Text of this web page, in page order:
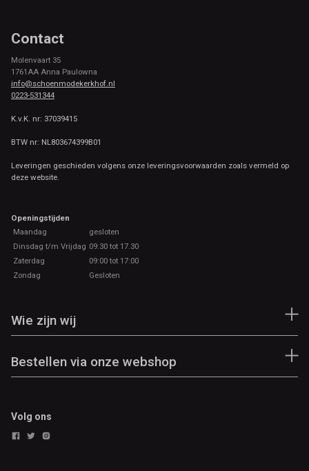
Contact
Molenvaart 35
1761AA Anna Paulowna
info@schoenmodekerkhof.nl
0223-531344
K.v.K. nr: 37039415
BTW nr: NL803674399B01
Leveringen geschieden volgens onze leveringsvoorwaarden zoals vermeld op
deze website.
Openingstijden
Maandag
gesloten
Dinsdag t/m Vrijdag 09:30 tot 17.30
Zaterdag
09:00 tot 17:00
Zondag
Gesloten
Wie zijn wij
Bestellen via onze webshop
Volg ons